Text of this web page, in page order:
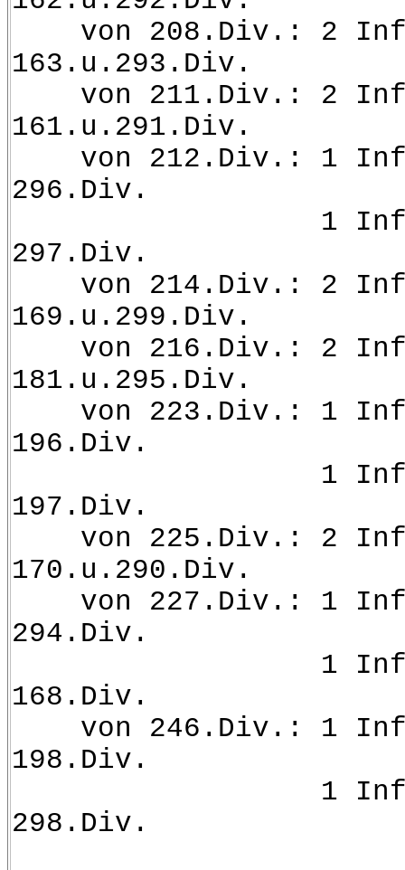
von 208.Div.: 2
163.u.293.Div.
von 211.Div.: 2
161.u.291.Div.
von 212.Div.: 1
296.Div.
1 Inf.Pi.Kp.
297.Div.
von 214.Div.: 2
169.u.299.Div.
von 216.Div.: 2
181.u.295.Div.
von 223.Div.: 1
196.Div.
1 Inf.Pi.Kp.
197.Div.
von 225.Div.: 2
170.u.290.Div.
von 227.Div.: 1
294.Div.
1 Inf.Pi.Kp.
168.Div.
von 246.Div.: 1
198.Div.
1 Inf.Pi.Kp.
298.Div.